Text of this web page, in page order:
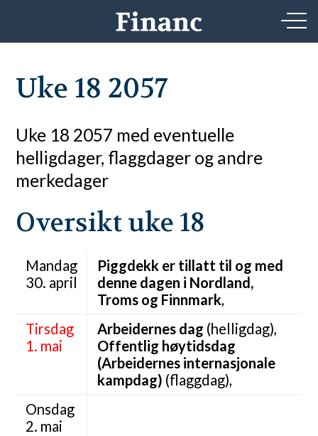
Uke 18 2057
Uke 18 2057 med eventuelle
helligdager, flaggdager og andre
merkedager
Oversikt uke 18
Mandag
30. april
Piggdekk er tillatt til og med
denne dagen i Nordland,
Troms og Finnmark,
Tirsdag
1. mai
Arbeidernes dag (helligdag),
Offentlig høytidsdag
(Arbeidernes internasjonale
kampdag) (flaggdag),
Onsdag
2. mai